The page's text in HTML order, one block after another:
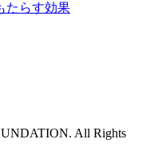
たらす効果
All Rights